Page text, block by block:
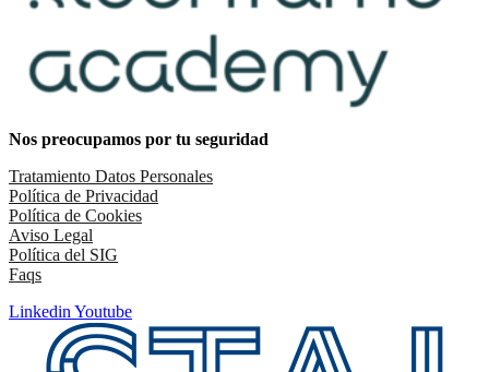
Nos preocupamos por tu seguridad
Tratamiento Datos Personales
Política de Privacidad
Política de Cookies
Aviso Legal
Política del SIG
Faqs
Linkedin Youtube